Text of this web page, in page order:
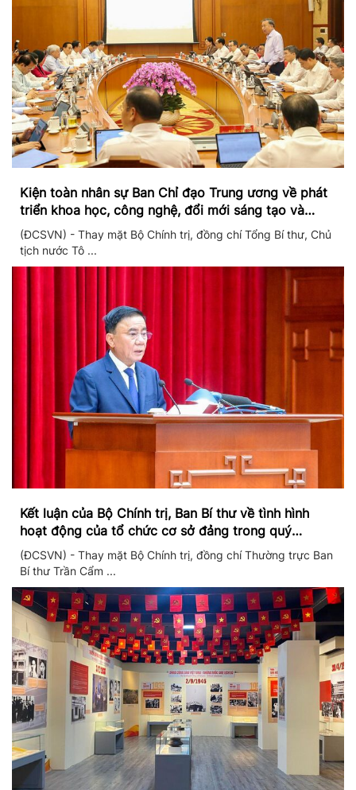
Kiện toàn nhân sự Ban Chỉ đạo Trung ương về phát
triển khoa học, công nghệ, đổi mới sáng tạo và
chuyển đổi số
(ĐCSVN) - Thay mặt Bộ Chính trị, đồng chí Tổng Bí thư, Chủ
tịch nước Tô ...
Kết luận của Bộ Chính trị, Ban Bí thư về tình hình
hoạt động của tổ chức cơ sở đảng trong quý
II/2026
(ĐCSVN) - Thay mặt Bộ Chính trị, đồng chí Thường trực Ban
Bí thư Trần Cẩm ...